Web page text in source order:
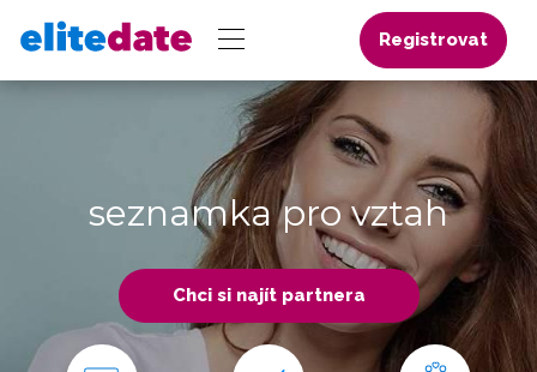
Registrovat
seznamka pro vztah
Chci si najít partnera